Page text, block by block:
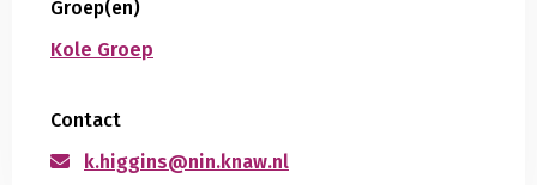
Groep(en)
Kole Groep
Contact
k.higgins@nin.knaw.nl